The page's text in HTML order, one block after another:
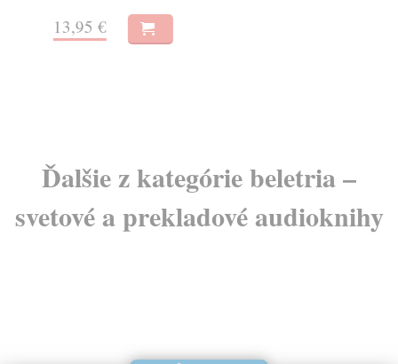
13,95 €
Ďalšie z kategórie beletria –
svetové a prekladové audioknihy